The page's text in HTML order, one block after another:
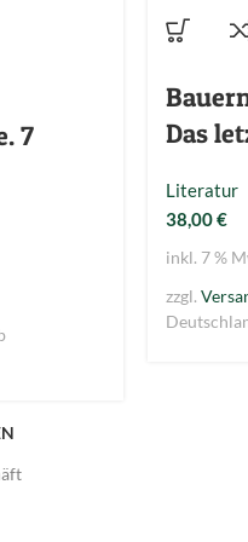
7
Das
Literatur
38,00€
inkl. 7 %
zzgl.